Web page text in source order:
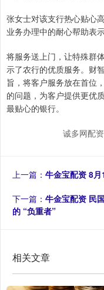
张女士对该支行热心贴心
业务办理中的耐心帮助表示
将服务送上门，让特殊群
示了农行的优质服务。财
旨，将客户服务放在首位
的问题，为客户提供更优
最贴心的银行。
诚多网配
上一篇： 牛金宝配资 8
下一篇： 牛金宝配资 民
的 “负重者”
相关文章